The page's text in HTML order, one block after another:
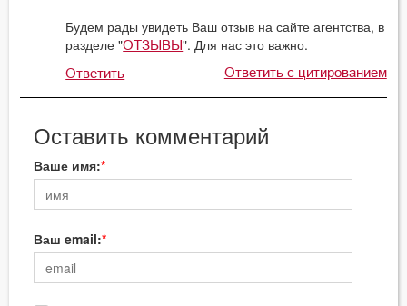
Будем рады увидеть Ваш отзыв на сайте агентства, в
разделе "ОТЗЫВЫ". Для нас это важно.
Ответить Ответить с цитированием
Оставить комментарий
Ваше имя:
Ваш email: